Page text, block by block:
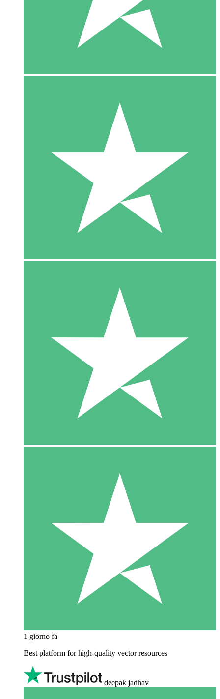
1 giorno fa
Best platform for high-quality vector resources
deepak jadhav